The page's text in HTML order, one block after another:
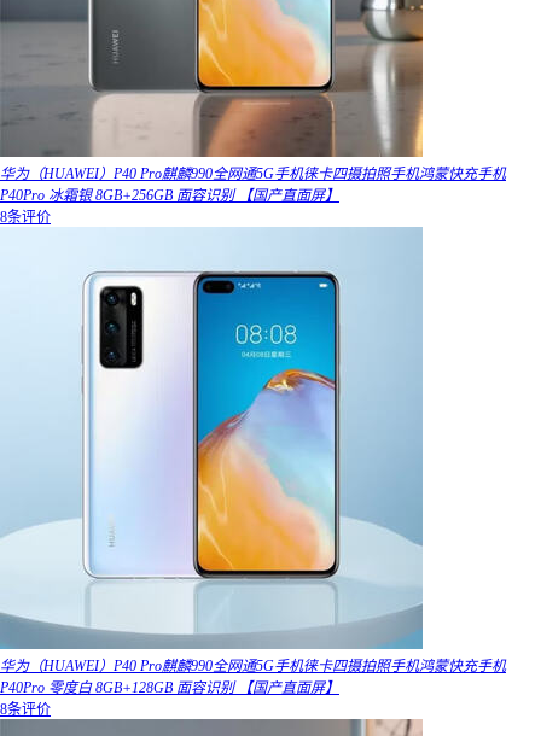
华为（HUAWEI）P40 Pro麒麟990全网通5G手机徕卡四摄拍照手机鸿蒙快充手机
P40Pro 冰霜银 8GB+256GB 面容识别 【国产直面屏】
8条评价
华为（HUAWEI）P40 Pro麒麟990全网通5G手机徕卡四摄拍照手机鸿蒙快充手机
P40Pro 零度白 8GB+128GB 面容识别 【国产直面屏】
8条评价